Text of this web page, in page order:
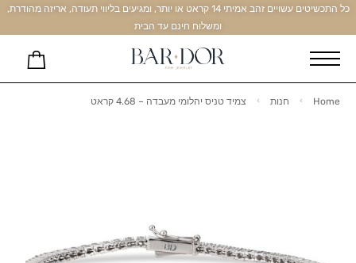
כל התכשיטים עשויים זהב אמיתי 14 קראט או יותר, ומגיעים בליווי תעודה, אריזה מהודרת,
ומשלוח חינם עד הבית
Home חנות צמיד טניס יהלומי מעבדה – 4.68 קראט